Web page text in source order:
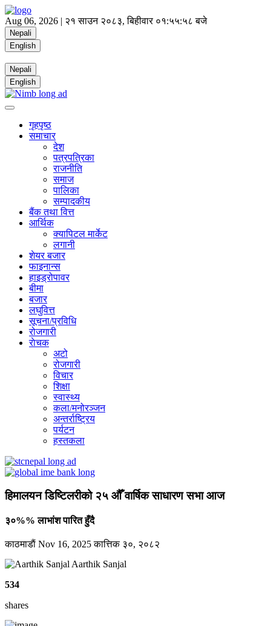
Aug 06, 2026 | २१ साउन २०८३, बिहीवार ०१:५५:५९ बजे
Nepali
English
Nepali
English
गृहपृष्ठ
समाचार
देश
पत्रपत्रिका
राजनीति
समाज
पालिका
सम्पादकीय
बैंक तथा वित्त
आर्थिक
क्यापिटल मार्केट
लगानी
शेयर बजार
फाइनान्स
हाइड्रोपावर
बीमा
बजार
लघुवित्त
सूचना/प्रविधि
रोजगारी
राेचक
अटो
रोजगारी
विचार
शिक्षा
स्वास्थ्य
कला/मनोरञ्जन
अन्तर्राष्ट्रिय
पर्यटन
हस्तकला
हिमालयन डिष्टिलरीको २५ औँ वार्षिक साधारण सभा आज
३०%% लाभांश पारित हुँदै
काठमाडाैं Nov 16, 2025कात्तिक ३०, २०८२
Aarthik Sanjal
534
shares